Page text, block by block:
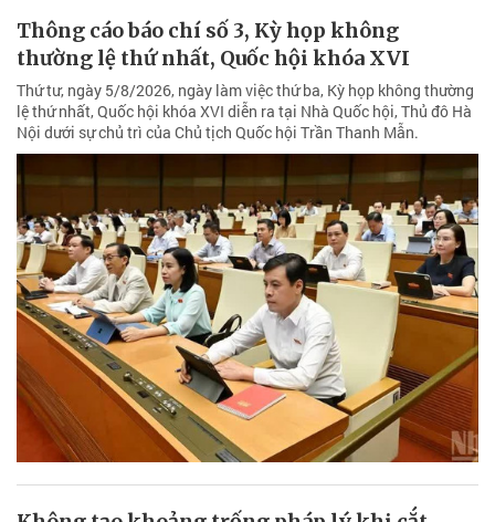
Thông cáo báo chí số 3, Kỳ họp không
thường lệ thứ nhất, Quốc hội khóa XVI
Thứ tư, ngày 5/8/2026, ngày làm việc thứ ba, Kỳ họp không thường
lệ thứ nhất, Quốc hội khóa XVI diễn ra tại Nhà Quốc hội, Thủ đô Hà
Nội dưới sự chủ trì của Chủ tịch Quốc hội Trần Thanh Mẫn.